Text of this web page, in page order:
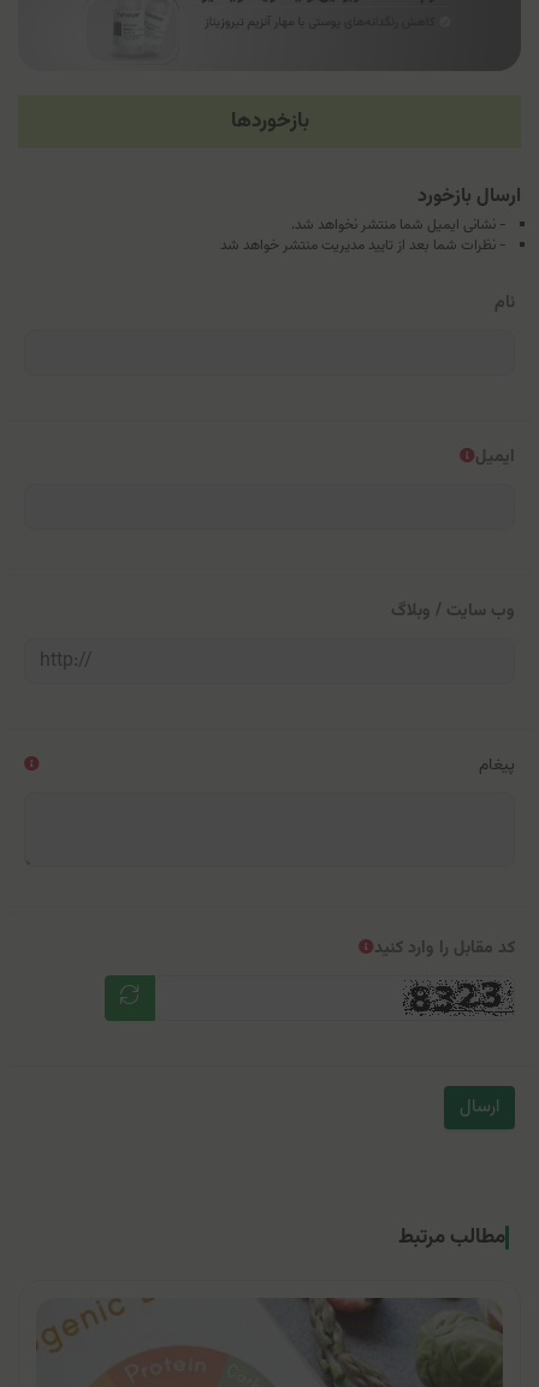
بازخوردها
ارسال بازخورد
- نشانی ایمیل شما منتشر نخواهد شد.
- نظرات شما بعد از تایید مدیریت منتشر خواهد شد
نام
ایمیل
وب سایت / وبلاگ
پیغام
کد مقابل را وارد کنید
ارسال
مطالب مرتبط